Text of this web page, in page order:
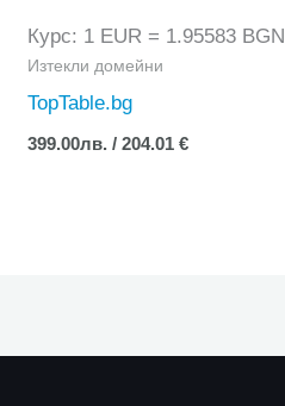
Курс: 1 EUR = 1.95583 BGN
Изтекли домейни
TopTable.bg
399.00лв. / 204.01 €